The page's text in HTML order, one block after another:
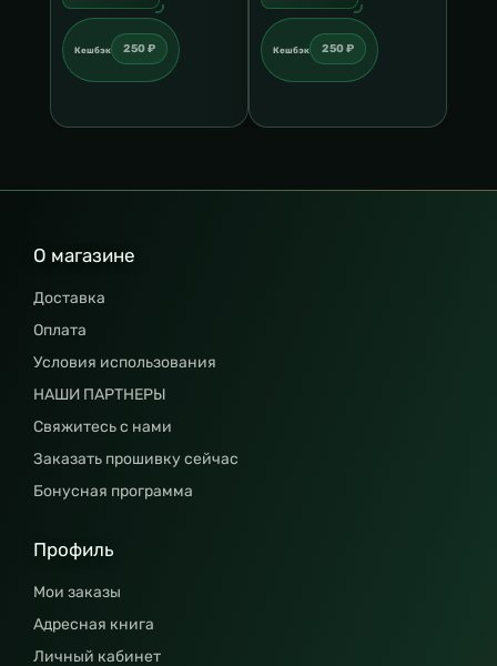
Кешбэк 250 ₽ Кешбэк 250 ₽
О магазине
Доставка
Оплата
Условия использования
НАШИ ПАРТНЕРЫ
Свяжитесь с нами
Заказать прошивку сейчас
Бонусная программа
Профиль
Мои заказы
Адресная книга
Личный кабинет